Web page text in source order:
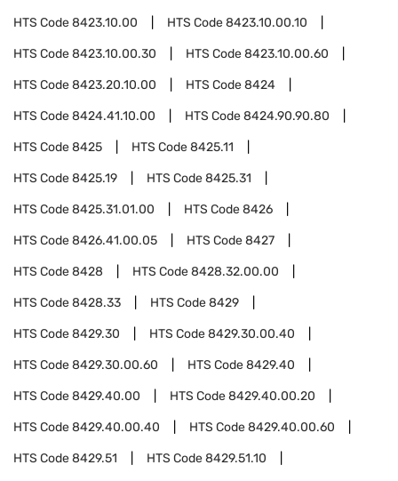
HTS Code8423.10.00 HTS Code8423.10.00.10
HTS Code8423.10.00.30 HTS Code8423.10.00.60
HTS Code8423.20.10.00 HTS Code8424
HTS Code8424.41.10.00 HTS Code8424.90.90.80
HTS Code8425 HTS Code8425.11
HTS Code8425.19 HTS Code8425.31
HTS Code8425.31.01.00 HTS Code8426
HTS Code8426.41.00.05 HTS Code8427
HTS Code8428 HTS Code8428.32.00.00
HTS Code8428.33 HTS Code8429
HTS Code8429.30 HTS Code8429.30.00.40
HTS Code8429.30.00.60 HTS Code8429.40
HTS Code8429.40.00 HTS Code8429.40.00.20
HTS Code8429.40.00.40 HTS Code8429.40.00.60
HTS Code8429.51 HTS Code8429.51.10